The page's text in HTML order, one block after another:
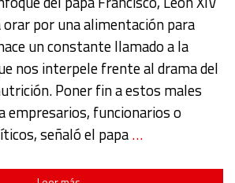
orar por una alimentación para
un constante llamado a la
nos interpele frente al drama del
Poner fin a estos males
empresarios, funcionarios o
señaló el papa…